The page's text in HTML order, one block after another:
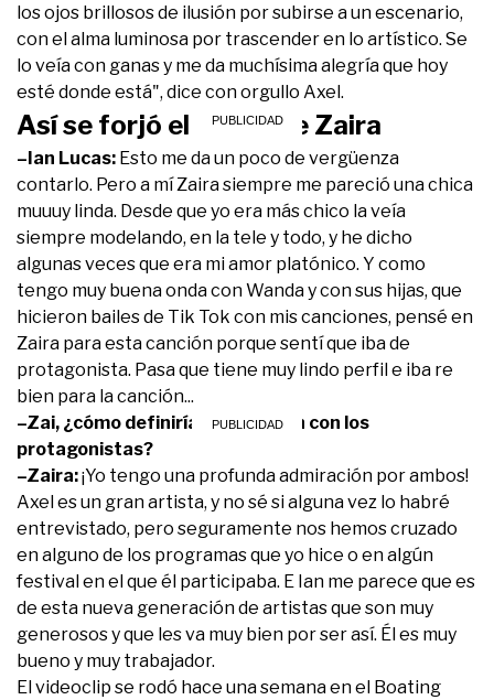
los ojos brillosos de ilusión por subirse a un escenario,
con el alma luminosa por trascender en lo artístico. Se
lo veía con ganas y me da muchísima alegría que hoy
esté donde está", dice con orgullo Axel.
Así se forjó el debut de Zaira
–Ian Lucas: Esto me da un poco de vergüenza
contarlo. Pero a mí Zaira siempre me pareció una chica
muuuy linda. Desde que yo era más chico la veía
siempre modelando, en la tele y todo, y he dicho
algunas veces que era mi amor platónico. Y como
tengo muy buena onda con Wanda y con sus hijas, que
hicieron bailes de Tik Tok con mis canciones, pensé en
Zaira para esta canción porque sentí que iba de
protagonista. Pasa que tiene muy lindo perfil e iba re
bien para la canción...
–Zai, ¿cómo definirías tu relación con los
protagonistas?
–Zaira:¡Yo tengo una profunda admiración por ambos!
Axel es un gran artista, y no sé si alguna vez lo habré
entrevistado, pero seguramente nos hemos cruzado
en alguno de los programas que yo hice o en algún
festival en el que él participaba. E Ian me parece que es
de esta nueva generación de artistas que son muy
generosos y que les va muy bien por ser así. Él es muy
bueno y muy trabajador.
El videoclip se rodó hace una semana en el Boating